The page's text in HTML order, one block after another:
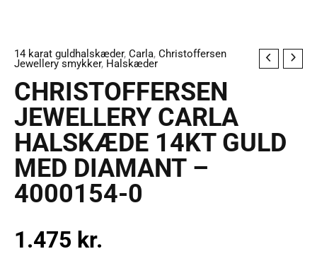
14 karat guldhalskæder, Carla, Christoffersen
Jewellery smykker, Halskæder
CHRISTOFFERSEN
JEWELLERY CARLA
HALSKÆDE 14KT GULD
MED DIAMANT –
4000154-0
1.475 kr.
CHRISTOFFERSEN
CARLA
HALSKÆDE
14KT
GULD
MED
DIAMANT
4000154-